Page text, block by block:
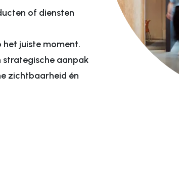
Websites
E-
of diensten
juiste moment.
strategische aanpak
zichtbaarheid én